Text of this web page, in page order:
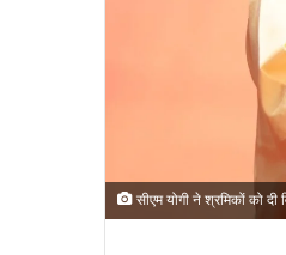
सीएम योगी ने श्रमिकों को